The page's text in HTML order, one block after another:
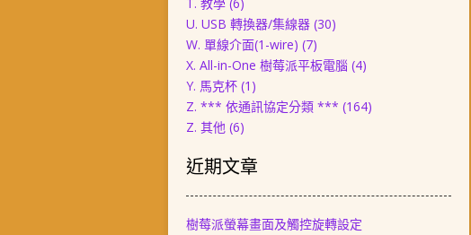
U. USB 轉換器/集線器 (30)
W. 單線介面(1-wire) (7)
X. All-in-One 樹莓派平板電腦 (4)
Y. 馬克杯 (1)
Z. *** 依通訊協定分類 *** (164)
Z. 其他 (6)
近期文章
樹莓派螢幕畫面及觸控旋轉設定